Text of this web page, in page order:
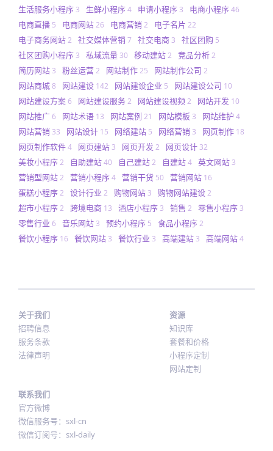
生活服务小程序 3 生鲜小程序4 申请小程序 3 电商小程序46
电商直播 5 电商网站26 电商营销 2 电子名片 22
电子商务网站2 社交媒体营销 7 社交电商 3 社区团购 5
社区团购小程序 3 私域流量 30 移动建站2 竞品分析2
简历网站 3 粉丝运营2 网站制作25 网站制作公司 2
网站商城8 网站建设 142 网站建设企业 5 网站建设公司 10
网站建设方案6 网站建设服务2 网站建设视频2 网站开发 10
网站推广6 网站术语 13 网站案例 21 网站模板 3 网站维护 4
网站营销 33 网站设计 15 网络建站 5 网络营销 3 网页制作 18
网页制作软件4 网页建站 3 网页开发 2 网页设计 32
美妆小程序2 自助建站40 自己建站2 自建站4 英文网站 3
营销型网站2 营销小程序4 营销干货 50 营销网站 16
蛋糕小程序2 设计行业 2 购物网站 3 购物网站建设2
超市小程序2 跨境电商 13 酒店小程序 3 销售 2 零售小程序 3
零售行业 6 音乐网站 3 预约小程序 5 食品小程序2
餐饮小程序 16 餐饮网站 3 餐饮行业 3 高端建站 3 高端网站4
关于我们
招聘信息
服务条款
法律声明
资源
知识库
套餐和价格
小程序定制
网站定制
联系我们
官方微博
微信服务号：sxl-cn
微信订阅号：sxl-daily